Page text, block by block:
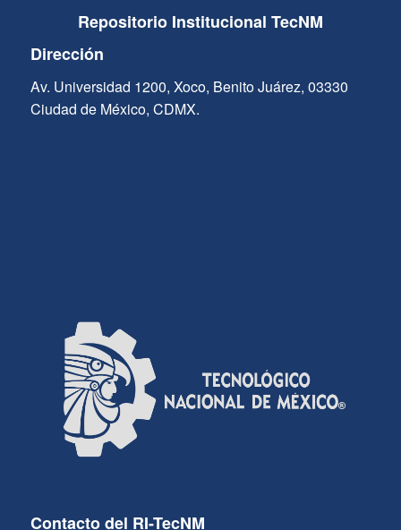
Repositorio Institucional TecNM
Dirección
Av. Universidad 1200, Xoco, Benito Juárez, 03330
Ciudad de México, CDMX.
Contacto del RI-TecNM